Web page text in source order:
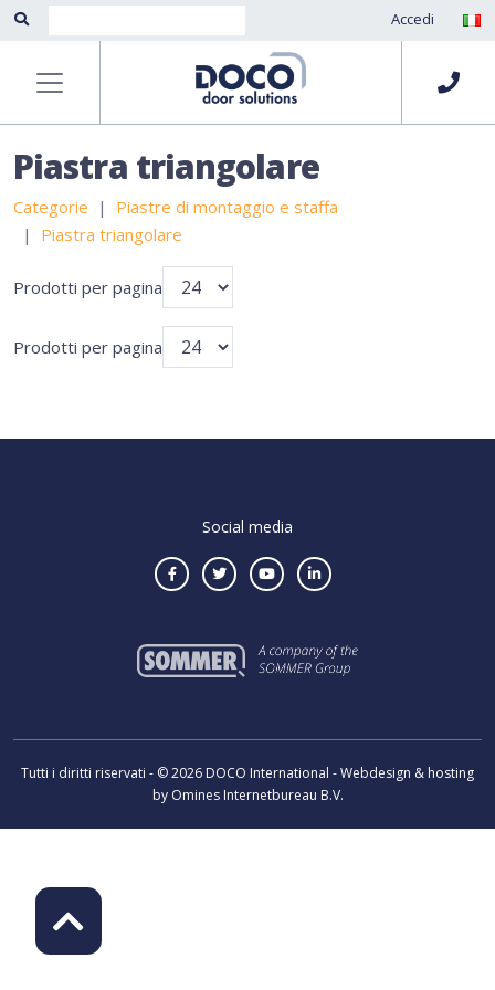
Accedi
Piastra triangolare
Categorie
Piastre di montaggio e staffa
Piastra triangolare
Prodotti per pagina
Prodotti per pagina
Social media
Tutti i diritti riservati - © 2026 DOCO International - Webdesign & hosting
by Omines Internetbureau B.V.